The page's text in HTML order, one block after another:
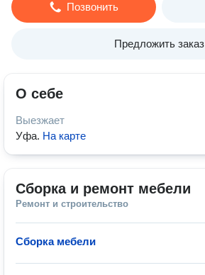
Позвонить
Предложить заказ
О себе
Выезжает
Уфа. На карте
Сборка и ремонт мебели
Ремонт и строительство
Сборка мебели